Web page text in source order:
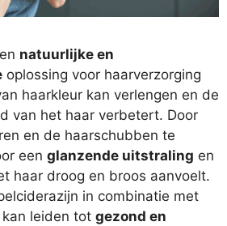
natuurlijke en
oplossing voor haarverzorging
haarkleur kan verlengen en de
van het haar verbetert. Door
en de haarschubben te
een glanzende uitstraling en
haar droog en broos aanvoelt.
in combinatie met
leiden tot gezond en